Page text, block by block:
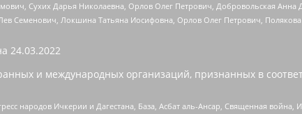
Сухих Дарья Николаевна, Орлов Олег Петрович, Добровольская Анна
Семенович, Локшина Татьяна Иосифовна, Орлов Олег Петрович,
24.03.2022
и международных организаций, признанных в
народов Ичкерии и Дагестана, База, Асбат аль-Ансар, Священная война,